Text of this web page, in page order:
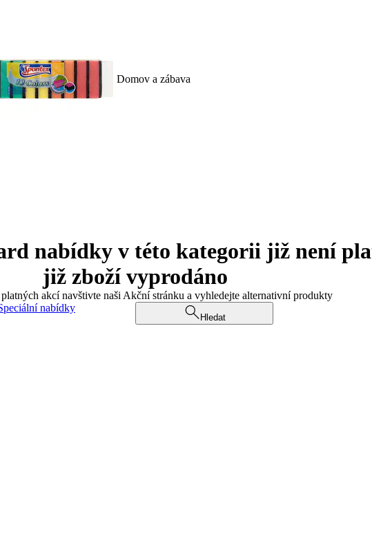
Domov a zábava
nabídky v této kategorii již není
již zboží vyprodáno
akcí navštivte naši Akční stránku a vyhledejte alternativní produkty
nabídky
Hledat